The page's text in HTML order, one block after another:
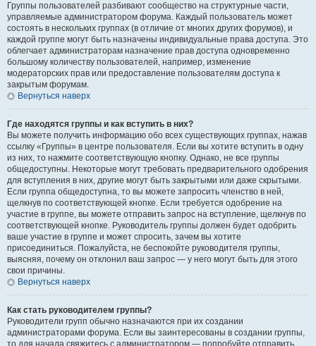
Группы пользователей разбивают сообщество на структурные части,
управляемые администратором форума. Каждый пользователь может
состоять в нескольких группах (в отличие от многих других форумов), и
каждой группе могут быть назначены индивидуальные права доступа. Это
облегчает администраторам назначение прав доступа одновременно
большому количеству пользователей, например, изменение
модераторских прав или предоставление пользователям доступа к
закрытым форумам.
Вернуться наверх
Где находятся группы и как вступить в них?
Вы можете получить информацию обо всех существующих группах, нажав
ссылку «Группы» в центре пользователя. Если вы хотите вступить в одну
из них, то нажмите соответствующую кнопку. Однако, не все группы
общедоступны. Некоторые могут требовать предварительного одобрения
для вступления в них, другие могут быть закрытыми или даже скрытыми.
Если группа общедоступна, то вы можете запросить членство в ней,
щелкнув по соответствующей кнопке. Если требуется одобрение на
участие в группе, вы можете отправить запрос на вступление, щелкнув по
соответствующей кнопке. Руководитель группы должен будет одобрить
ваше участие в группе и может спросить, зачем вы хотите
присоединиться. Пожалуйста, не беспокойте руководителя группы,
выясняя, почему он отклонил ваш запрос — у него могут быть для этого
свои причины.
Вернуться наверх
Как стать руководителем группы?
Руководители групп обычно назначаются при их создании
администраторами форума. Если вы заинтересованы в создании группы,
то для начала свяжитесь с администратором — попробуйте отправить